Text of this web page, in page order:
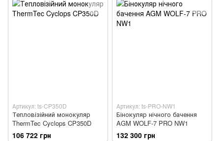
Артикул: ts-CP350D
Тепловізійний монокуляр
ThermTec Cyclops CP350D
106 722 грн
Артикул: ts-PRO-NW1
Бінокуляр нічного бачення
AGM WOLF-7 PRO NW1
132 300 грн